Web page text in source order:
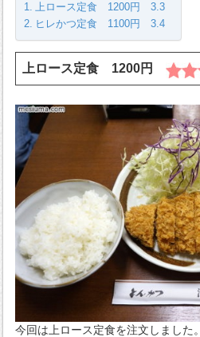
上ロース定食 1200円 3.3
ヒレかつ定食 1100円 3.4
上ロース定食 1200円
今回は上ロース定食を注文しました。